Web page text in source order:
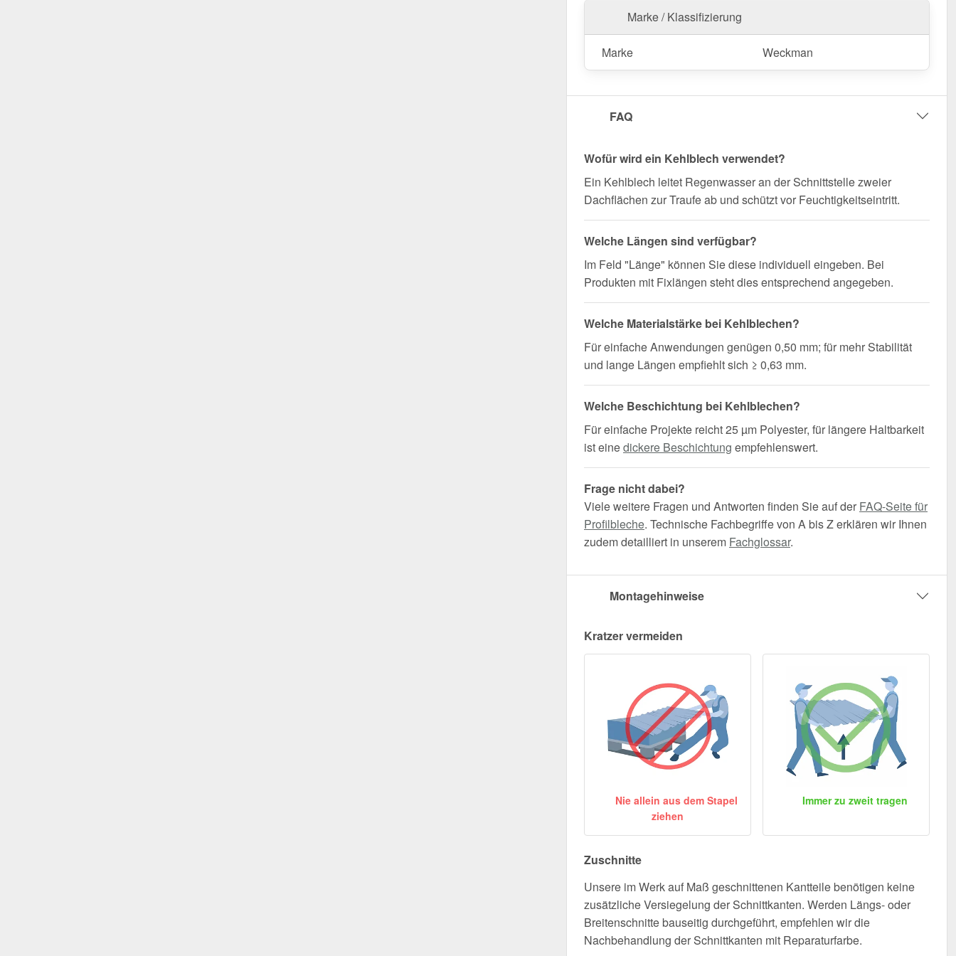
Wegen Sonderanfertigung vom Widerruf ausgeschlossen
Marke / Klassifizierung
Marke Weckman
FAQ
Wofür wird ein Kehlblech verwendet?
Ein Kehlblech leitet Regenwasser an der Schnittstelle zweier
Dachflächen zur Traufe ab und schützt vor Feuchtigkeitseintritt.
Welche Längen sind verfügbar?
Im Feld "Länge" können Sie diese individuell eingeben. Bei
Produkten mit Fixlängen steht dies entsprechend angegeben.
Welche Materialstärke bei Kehlblechen?
Für einfache Anwendungen genügen 0,50 mm; für mehr Stabilität
und lange Längen empfiehlt sich ≥ 0,63 mm.
Welche Beschichtung bei Kehlblechen?
Für einfache Projekte reicht 25 µm Polyester, für längere Haltbarkeit
ist einedickere Beschichtung empfehlenswert.
Frage nicht dabei?
Viele weitere Fragen und Antworten finden Sie auf der FAQ-Seite für
Profilbleche. Technische Fachbegriffe von A bis Z erklären wir Ihnen
zudem detailliert in unserem Fachglossar.
Montagehinweise
Kratzer vermeiden
Nie allein aus dem Stapel
ziehen
Immer zu zweit tragen
Zuschnitte
Unsere im Werk auf Maß geschnittenen Kantteile benötigen keine
zusätzliche Versiegelung der Schnittkanten. Werden Längs- oder
Breitenschnitte bauseitig durchgeführt, empfehlen wir die
Nachbehandlung der Schnittkanten mit Reparaturfarbe.